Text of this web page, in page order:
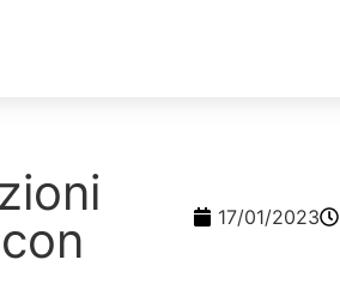
17/01/2023